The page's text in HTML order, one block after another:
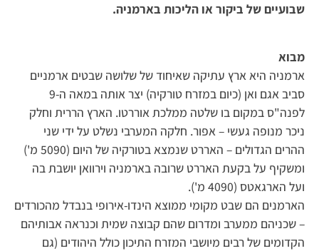
שבועיים של ביקור או הליכות בארמניה.
מבוא
ארמניה היא ארץ עתיקה שאיחוד של שלושה שבטים ארמניים
סביב אגם ואן (כיום במזרח טורקיה) יצר אותה במאה ה-9
לפנה"ס במקום בו שלטה ממלכת אוררטו. הארץ הררית וחלק
ניכר מנופה געשי – אפור. חלקה המערבי נשלט על ידי שני
ההרים הגדולים – האררט שנמצא בטורקיה של היום (5090 מ')
ומשקיף על בקעת האררט שרובה בארמניה וירוואן יושבת בה
ועל הארגאטס (4090 מ').
הארמנים הם שבט מקומי ממוצא הינדו-אירופי בנבדל מהכורדים
– שכניהם ממערב ומדרום שהם קבוצה שמית וכנראה אבותיהם
הקדומים של רבים מיושבי המזרח התיכון כולל היהודים (גם